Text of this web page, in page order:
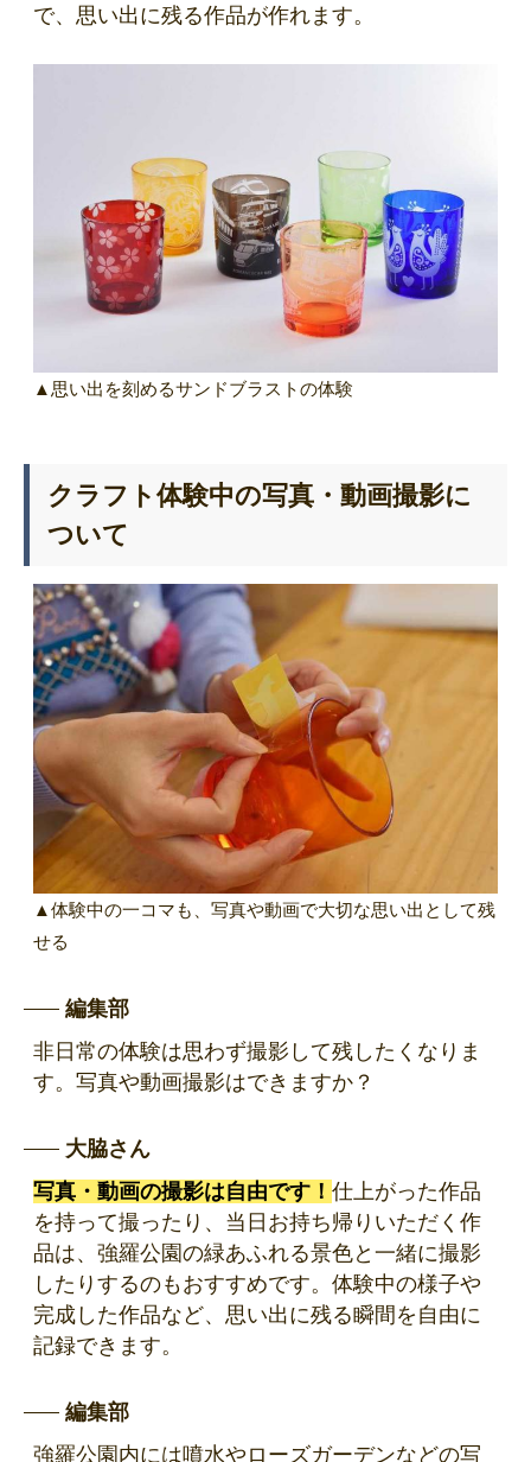
で、思い出に残る作品が作れます。
▲思い出を刻めるサンドブラストの体験
クラフト体験中の写真・動画撮影に
ついて
▲体験中の一コマも、写真や動画で大切な思い出として残
せる
編集部
非日常の体験は思わず撮影して残したくなりま
す。写真や動画撮影はできますか？
大脇さん
写真・動画の撮影は自由です！ 仕上がった作品
を持って撮ったり、当日お持ち帰りいただく作
品は、強羅公園の緑あふれる景色と一緒に撮影
したりするのもおすすめです。体験中の様子や
完成した作品など、思い出に残る瞬間を自由に
記録できます。
編集部
強羅公園内には噴水やローズガーデンなどの写